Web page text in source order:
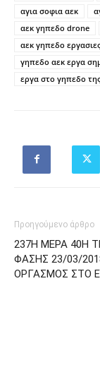
αγια σοφια αεκ
αεκ γηπεδο drone
αεκ γηπεδο εργασιες
γηπεδο αεκ εργα
εργα στο γηπεδο
Προηγούμενο άρθρο
237Η ΜΕΡΑ 40Η
ΦΑΣΗΣ 23/03/
ΟΡΓΑΣΜΟΣ ΣΤΟ